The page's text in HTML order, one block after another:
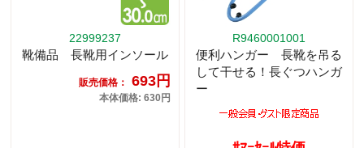
22999237
靴備品 長靴用インソール
販売価格： 693円
本体価格: 630円
R9460001001
便利ハンガー 長靴を吊る
して干せる！長ぐつハンガ
ー